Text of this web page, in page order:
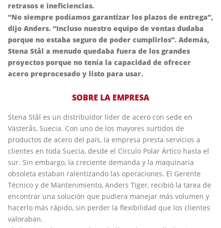
retrasos e ineficiencias.
“No siempre podíamos garantizar los plazos de entrega”,
dijo Anders. “Incluso nuestro equipo de ventas dudaba
porque no estaba seguro de poder cumplirlos”. Además,
Stena Stål a menudo quedaba fuera de los grandes
proyectos porque no tenía la capacidad de ofrecer
acero preprocesado y listo para usar.
SOBRE LA EMPRESA
Stena Stål es un distribuidor líder de acero con sede en
Västerås, Suecia. Con uno de los mayores surtidos de
productos de acero del país, la empresa presta servicios a
clientes en toda Suecia, desde el Círculo Polar Ártico hasta el
sur. Sin embargo, la creciente demanda y la maquinaria
obsoleta estaban ralentizando las operaciones. El Gerente
Técnico y de Mantenimiento, Anders Tiger, recibió la tarea de
encontrar una solución que pudiera manejar más volumen y
hacerlo más rápido, sin perder la flexibilidad que los clientes
valoraban.